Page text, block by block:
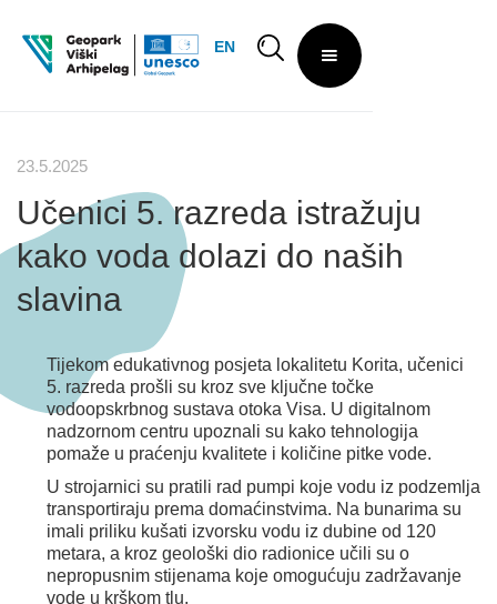
EN
23.5.2025
Učenici 5. razreda istražuju
kako voda dolazi do naših
slavina
Tijekom edukativnog posjeta lokalitetu Korita, učenici
5. razreda prošli su kroz sve ključne točke
vodoopskrbnog sustava otoka Visa. U digitalnom
nadzornom centru upoznali su kako tehnologija
pomaže u praćenju kvalitete i količine pitke vode.
U strojarnici su pratili rad pumpi koje vodu iz podzemlja
transportiraju prema domaćinstvima. Na bunarima su
imali priliku kušati izvorsku vodu iz dubine od 120
metara, a kroz geološki dio radionice učili su o
nepropusnim stijenama koje omogućuju zadržavanje
vode u krškom tlu.